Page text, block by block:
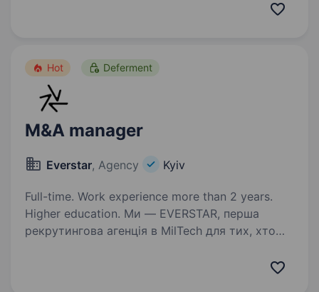
Hot Deferment
M&A manager
Everstar, Agency Kyiv
Full-time. Work experience more than 2 years.
Higher education. Ми — EVERSTAR, перша
рекрутингова агенція в MilTech для тих, хто